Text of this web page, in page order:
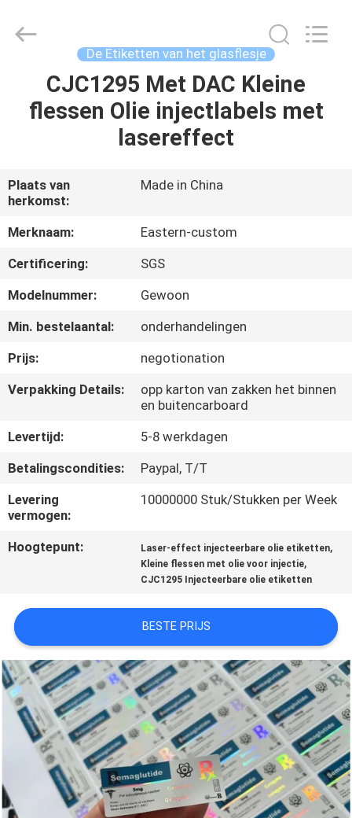
HUIS
PRODUCTEN
ONGEVEER
ONS
FABRIEKSREIS
CONTACTEER
ONS
NIEUWS
GEVALLEN
SITEMAP
POLICY
Industry
De Etiketten van het glasflesje
CJC1295 Met DAC Kleine
flessen Olie injectlabels met
lasereffect
Plaats van
herkomst:
Made in China
Merknaam:
Eastern-custom
Certificering:
SGS
Modelnummer:
Gewoon
Min. bestelaantal:
onderhandelingen
Prijs:
negotionation
Verpakking Details:
opp karton van zakken het binnen
en buitencarboard
Levertijd:
5-8 werkdagen
Betalingscondities:
Paypal, T/T
Levering
vermogen:
10000000 Stuk/Stukken per Week
Hoogtepunt: Laser-effect injecteerbare olie etiketten,
Kleine flessen met olie voor injectie,
CJC1295 Injecteerbare olie etiketten
BESTE PRIJS